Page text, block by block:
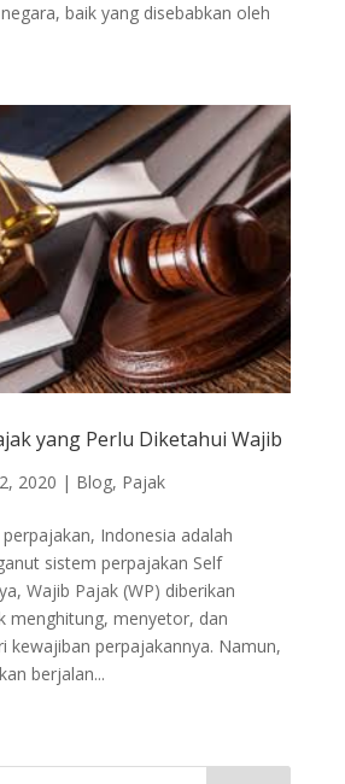
baik yang disebabkan oleh
yang Perlu Diketahui Wajib
2020 | Blog, Pajak
Indonesia adalah
sistem perpajakan Self
Wajib Pajak (WP) diberikan
menghitung, menyetor, dan
kewajiban perpajakannya. Namun,
berjalan...